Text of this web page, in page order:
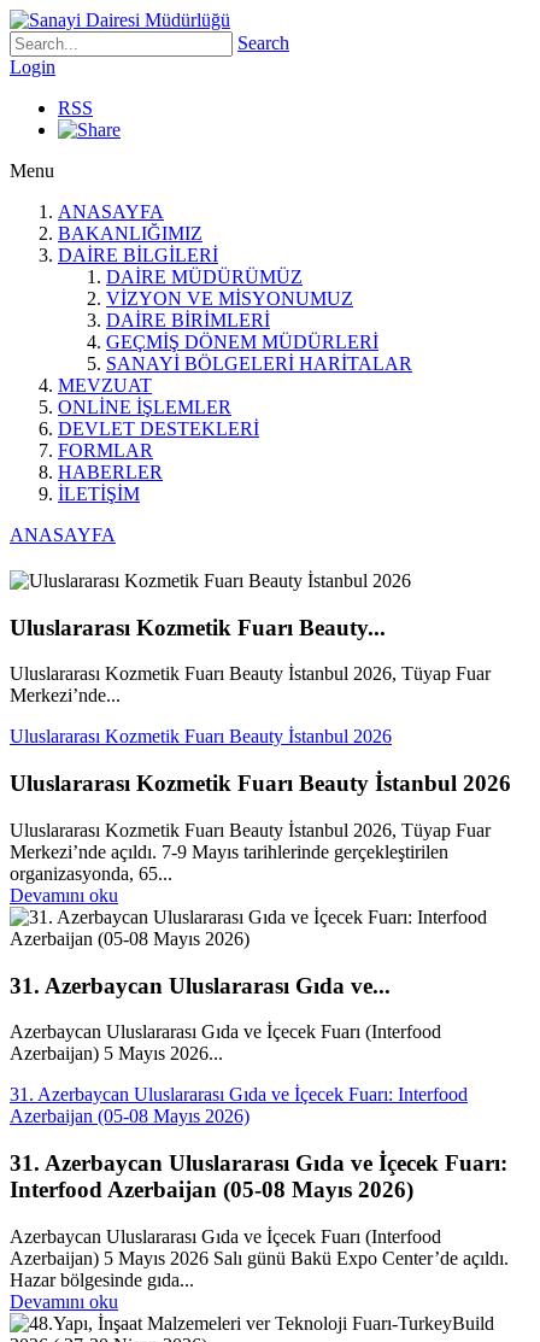
Search
Login
RSS
Menu
ANASAYFA
BAKANLIĞIMIZ
DAİRE BİLGİLERİ
DAİRE MÜDÜRÜMÜZ
VİZYON VE MİSYONUMUZ
DAİRE BİRİMLERİ
GEÇMİŞ DÖNEM MÜDÜRLERİ
SANAYİ BÖLGELERİ HARİTALAR
MEVZUAT
ONLİNE İŞLEMLER
DEVLET DESTEKLERİ
FORMLAR
HABERLER
İLETİŞİM
ANASAYFA
Uluslararası Kozmetik Fuarı Beauty...
Uluslararası Kozmetik Fuarı Beauty İstanbul 2026, Tüyap Fuar
Merkezi’nde...
Uluslararası Kozmetik Fuarı Beauty İstanbul 2026
Uluslararası Kozmetik Fuarı Beauty İstanbul 2026
Uluslararası Kozmetik Fuarı Beauty İstanbul 2026, Tüyap Fuar
Merkezi’nde açıldı. 7-9 Mayıs tarihlerinde gerçekleştirilen
organizasyonda, 65...
Devamını oku
31. Azerbaycan Uluslararası Gıda ve...
Azerbaycan Uluslararası Gıda ve İçecek Fuarı (Interfood
Azerbaijan) 5 Mayıs 2026...
31. Azerbaycan Uluslararası Gıda ve İçecek Fuarı: Interfood
Azerbaijan (05-08 Mayıs 2026)
31. Azerbaycan Uluslararası Gıda ve İçecek Fuarı:
Interfood Azerbaijan (05-08 Mayıs 2026)
Azerbaycan Uluslararası Gıda ve İçecek Fuarı (Interfood
Azerbaijan) 5 Mayıs 2026 Salı günü Bakü Expo Center’de açıldı.
Hazar bölgesinde gıda...
Devamını oku